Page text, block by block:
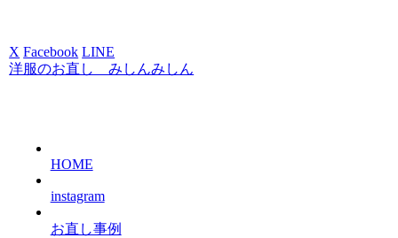
X Facebook LINE
洋服のお直し みしんみしん
HOME
instagram
お直し事例